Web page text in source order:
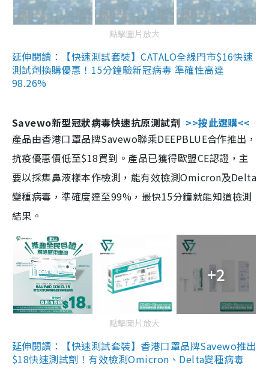
點擊圖片放大
延伸閱讀：【快速測試套裝】CATALO全線門市$16快速
測試劑換購優惠！15分鐘驗新冠病毒 準確性高達
98.26%
Savewo新型冠狀病毒快速抗原測試劑 >>按此選購<<
產品由香港口罩品牌Savewo聯乘DEEPBLUE合作推出，
抗疫優惠價低至$18買到。產品已獲得歐盟CE認證，主
要以採集鼻液樣本作檢測，能有效檢測Omicron及Delta
變種病毒，準確度達至99%，最快15分鐘就能知道檢測
結果。
+2
點擊圖片放大
延伸閱讀：【快速測試套裝】香港口罩品牌Savewo推出
$18快速測試劑！有效檢測Omicron、Delta變種病毒